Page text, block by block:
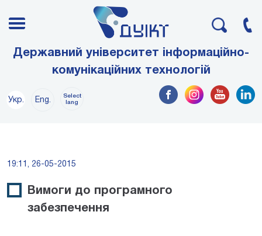
Державний університет інформаційно-
комунікаційних технологій
Укр. Eng.
Select
lang
19:11, 26-05-2015
Вимоги до програмного
забезпечення